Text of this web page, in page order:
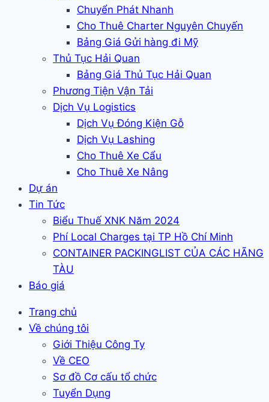
Chuyển Phát Nhanh
Cho Thuê Charter Nguyên Chuyến
Bảng Giá Gửi hàng đi Mỹ
Thủ Tục Hải Quan
Bảng Giá Thủ Tục Hải Quan
Phương Tiện Vận Tải
Dịch Vụ Logistics
Dịch Vụ Đóng Kiện Gỗ
Dịch Vụ Lashing
Cho Thuê Xe Cẩu
Cho Thuê Xe Nâng
Dự án
Tin Tức
Biểu Thuế XNK Năm 2024
Phí Local Charges tại TP Hồ Chí Minh
CONTAINER PACKINGLIST CỦA CÁC HÃNG
TÀU
Báo giá
Trang chủ
Về chúng tôi
Giới Thiệu Công Ty
Về CEO
Sơ đồ Cơ cấu tổ chức
Tuyển Dụng